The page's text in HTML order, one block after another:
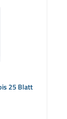
25 Blatt